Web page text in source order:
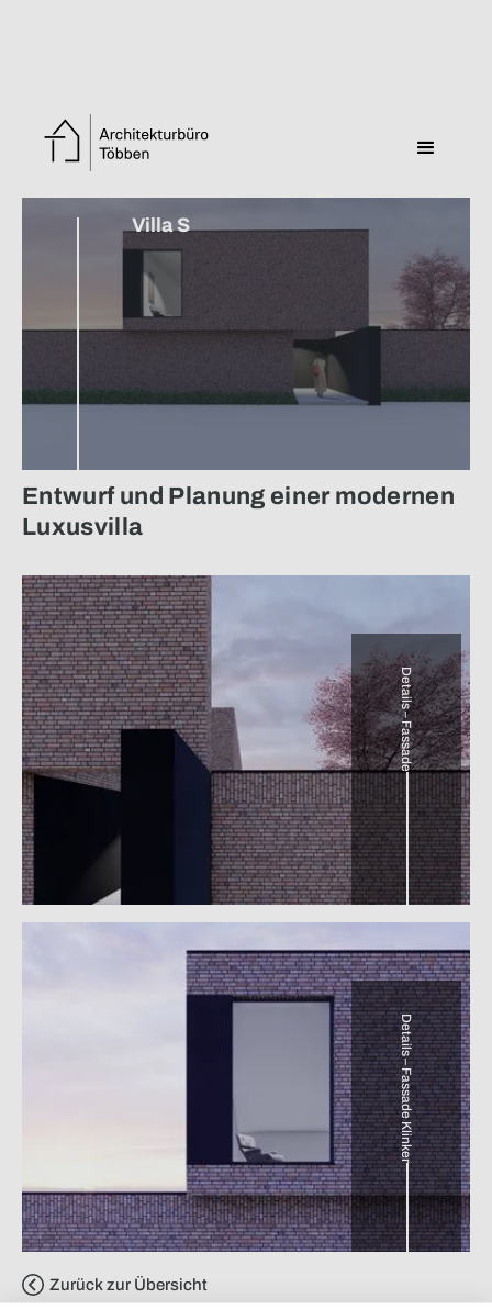
Zurück zur Übersicht
Villa S
Entwurf und Planung einer modernen
Luxusvilla
Details – Fassade
Details – Fassade Klinker
Zurück zur Übersicht